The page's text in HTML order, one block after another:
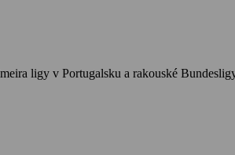
ligy v Portugalsku a rakouské